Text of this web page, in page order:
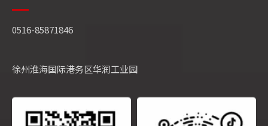
相关文章
0516-85871846
徐州淮海国际港务区华润工业园